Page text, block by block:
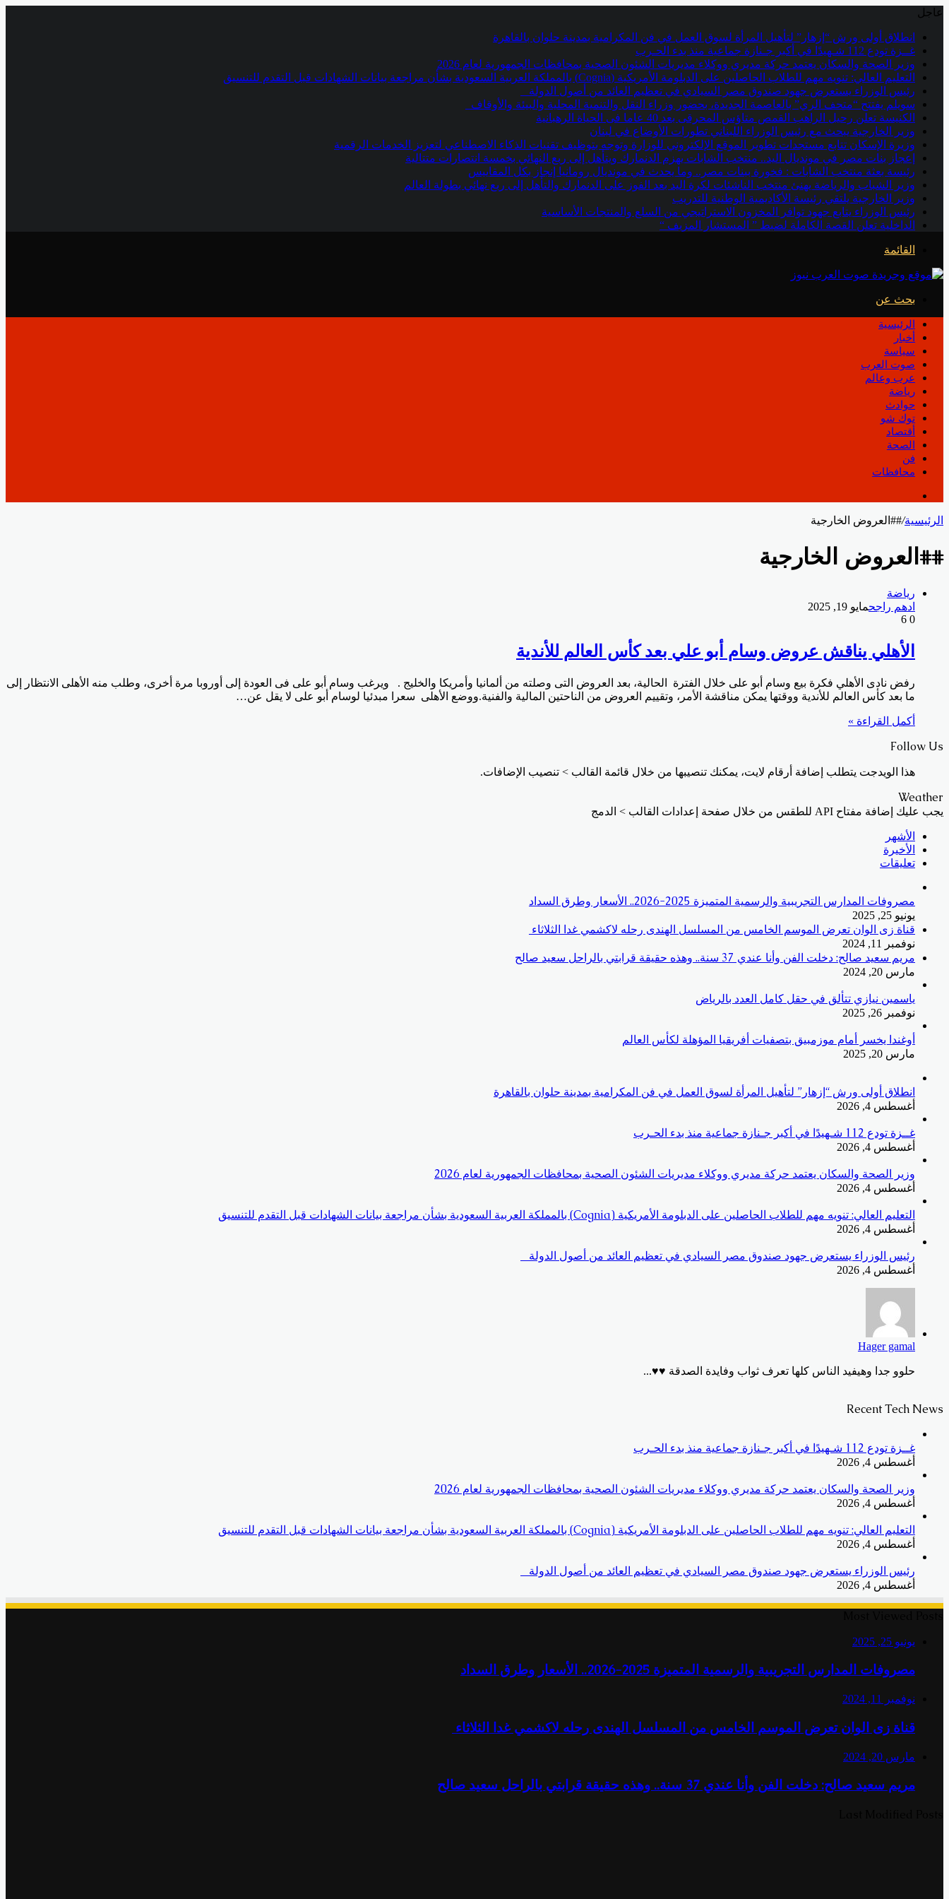
عاجل
انطلاق أولى ورش “إزهار” لتأهيل المرأة لسوق العمل في فن المكرامية بمدينة حلوان بالقاهرة
غــزة تودع 112 شـهيدًا في أكبر جـنازة جماعية منذ بدء الحـرب
وزير الصحة والسكان يعتمد حركة مديري ووكلاء مديريات الشئون الصحية بمحافظات الجمهورية لعام 2026
التعليم العالي: تنويه مهم للطلاب الحاصلين على الدبلومة الأمريكية (Cognia) بالمملكة العربية السعودية بشأن مراجعة بيانات الشهادات قبل التقدم للتنسيق
رئيس الوزراء يستعرض جهود صندوق مصر السيادي في تعظيم العائد من أصول الدولة
سويلم يفتتح “متحف الري” بالعاصمة الجديدة، بحضور وزراء النقل والتنمية المحلية والبيئة والأوقاف
الكنيسة تعلن رحيل الراهب القمص متاؤس المحرقى بعد 40 عاما فى الحياة الرهبانية
وزير الخارجية يبحث مع رئيس الوزراء اللبناني تطورات الأوضاع في لبنان
وزيرة الإسكان تتابع مستجدات تطوير الموقع الإلكتروني للوزارة وتوجه بتوظيف تقنيات الذكاء الاصطناعي لتعزيز الخدمات الرقمية
إعجاز بنات مصر في مونديال اليد.. منتخب الشابات يهزم الدنمارك ويتأهل إلى ربع النهائي بخمسة انتصارات متتالية
رئيسة بعثة منتخب الشابات : فخورة ببنات مصر.. وما يحدث في مونديال رومانيا إنجاز بكل المقاييس
وزير الشباب والرياضة يهنئ منتخب الناشئات لكرة اليد بعد الفوز على الدنمارك والتأهل إلى ربع نهائي بطولة العالم
وزير الخارجية يلتقي رئيسة الأكاديمية الوطنية للتدريب
رئيس الوزراء يتابع جهود توافر المخزون الاستراتيجي من السلع والمنتجات الأساسية
الداخلية تعلن القصة الكاملة لضبط ” المستشار المزيف “
القائمة
بحث عن
الرئيسية
أخبار
سياسة
صوت العرب
عرب وعالم
رياضة
حوادث
توك شو
أقتصاد
الصحة
فن
محافظات
الرئيسية/##العروض الخارجية
##العروض الخارجية
رياضة
ادهم راجحمايو 19, 2025
0
الأهلي يناقش عروض وسام أبو علي بعد كأس العالم للأندية
رفض نادى الأهلي فكرة بيع وسام أبو على خلال الفترة الحالية، بعد العروض التى وصلته من ألمانيا وأمريكا والخليج . ويرغب وسام أبو على فى العودة إلى أوروبا مرة أخرى، وطلب منه الأهلى الانتظار إلى
ما بعد كأس العالم للأندية ووقتها يمكن مناقشة الأمر، وتقييم العروض من الناحتين المالية والفنية.ووضع الأهلى سعرا مبدئيا لوسام أبو على لا يقل عن…
أكمل القراءة »
Follow Us
هذا الويدجت يتطلب إضافة أرقام لايت، يمكنك تنصيبها من خلال قائمة القالب > تنصيب الإضافات.
Weather
يجب عليك إضافة مفتاح API للطقس من خلال صفحة إعدادات القالب > الدمج
الأشهر
الأخيرة
تعليقات
مصروفات المدارس التجريبية والرسمية المتميزة 2025-2026.. الأسعار وطرق السداد
يونيو 25, 2025
قناة زى الوان تعرض الموسم الخامس من المسلسل الهندى رحله لاكشمي غدا الثلاثاء
نوفمبر 11, 2024
مريم سعيد صالح: دخلت الفن وأنا عندي 37 سنة.. وهذه حقيقة قرابتي بالراحل سعيد صالح
مارس 20, 2024
ياسمين نيازي تتألق في حقل كامل العدد بالرياض
نوفمبر 26, 2025
أوغندا يخسر أمام موزمبيق بتصفيات أفريقيا المؤهلة لكأس العالم
مارس 20, 2025
انطلاق أولى ورش “إزهار” لتأهيل المرأة لسوق العمل في فن المكرامية بمدينة حلوان بالقاهرة
أغسطس 4, 2026
غــزة تودع 112 شـهيدًا في أكبر جـنازة جماعية منذ بدء الحـرب
أغسطس 4, 2026
وزير الصحة والسكان يعتمد حركة مديري ووكلاء مديريات الشئون الصحية بمحافظات الجمهورية لعام 2026
أغسطس 4, 2026
التعليم العالي: تنويه مهم للطلاب الحاصلين على الدبلومة الأمريكية (Cognia) بالمملكة العربية السعودية بشأن مراجعة بيانات الشهادات قبل التقدم للتنسيق
أغسطس 4, 2026
رئيس الوزراء يستعرض جهود صندوق مصر السيادي في تعظيم العائد من أصول الدولة
أغسطس 4, 2026
Hager gamal
حلوو جدا وهيفيد الناس كلها تعرف ثواب وفايدة الصدقة ♥️♥️...
Recent Tech News
غــزة تودع 112 شـهيدًا في أكبر جـنازة جماعية منذ بدء الحـرب
أغسطس 4, 2026
وزير الصحة والسكان يعتمد حركة مديري ووكلاء مديريات الشئون الصحية بمحافظات الجمهورية لعام 2026
أغسطس 4, 2026
التعليم العالي: تنويه مهم للطلاب الحاصلين على الدبلومة الأمريكية (Cognia) بالمملكة العربية السعودية بشأن مراجعة بيانات الشهادات قبل التقدم للتنسيق
أغسطس 4, 2026
رئيس الوزراء يستعرض جهود صندوق مصر السيادي في تعظيم العائد من أصول الدولة
أغسطس 4, 2026
يونيو 25, 2025
مصروفات المدارس التجريبية والرسمية المتميزة 2025-2026.. الأسعار وطرق السداد
نوفمبر 11, 2024
قناة زى الوان تعرض الموسم الخامس من المسلسل الهندى رحله لاكشمي غدا الثلاثاء
مارس 20, 2024
مريم سعيد صالح: دخلت الفن وأنا عندي 37 سنة.. وهذه حقيقة قرابتي بالراحل سعيد صالح